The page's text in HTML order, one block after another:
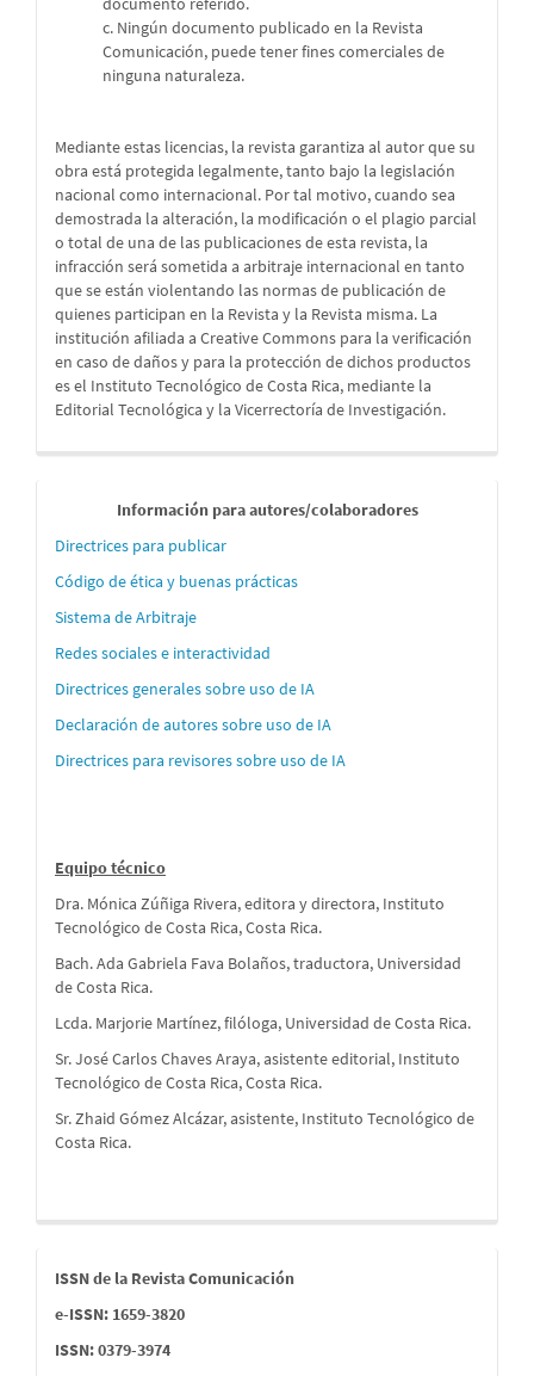
c. Ningún documento publicado en la Revista
Comunicación, puede tener fines comerciales de
ninguna naturaleza.
Mediante estas licencias, la revista garantiza al autor que su
obra está protegida legalmente, tanto bajo la legislación
nacional como internacional. Por tal motivo, cuando sea
demostrada la alteración, la modificación o el plagio parcial
o total de una de las publicaciones de esta revista, la
infracción será sometida a arbitraje internacional en tanto
que se están violentando las normas de publicación de
quienes participan en la Revista y la Revista misma. La
institución afiliada a Creative Commons para la verificación
en caso de daños y para la protección de dichos productos
es el Instituto Tecnológico de Costa Rica, mediante la
Editorial Tecnológica y la Vicerrectoría de Investigación.
Informaci
´´on
para
autores
Información para autores/colaboradores
Directrices para publicar
Código de ética y buenas prácticas
Sistema de Arbitraje
Redes sociales e interactividad
Directrices generales sobre uso de IA
Declaración de autores sobre uso de IA
Directrices para revisores sobre uso de IA
Equipo técnico
Dra. Mónica Zúñiga Rivera, editora y directora, Instituto
Tecnológico de Costa Rica, Costa Rica.
Bach. Ada Gabriela Fava Bolaños, traductora, Universidad
de Costa Rica.
Lcda. Marjorie Martínez, filóloga, Universidad de Costa Rica.
Sr. José Carlos Chaves Araya, asistente editorial, Instituto
Tecnológico de Costa Rica, Costa Rica.
Sr. Zhaid Gómez Alcázar, asistente, Instituto Tecnológico de
Costa Rica.
issn
ISSN de la Revista Comunicación
e-ISSN: 1659-3820
ISSN: 0379-3974